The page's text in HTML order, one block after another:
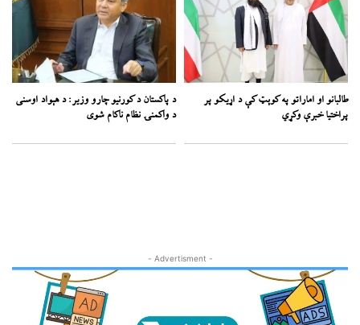
طالبانو او اماراتو په کوېټ کې د اړیکو پر
پراختیا خبرې وکړي
د پاکستان د کورنیو چارو وزیر: د هېواد اوسنی
د واکمنۍ نظام ناکام شوی
- Advertisment -